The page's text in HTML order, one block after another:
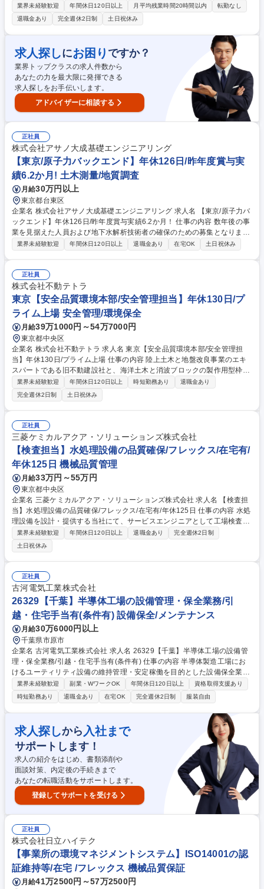
水質データ管理や官庁対応、産廃処理手配、ISO14001対応、社外折衝等
の対応、文書作成業務などをお任せします。 ※東レ名古屋事業場の環境保
全関連業務をお一人で担当いただきます。 募集職種 【名古屋】環境保全/
世界TOPクラス企業/転勤なし
業界未経験歓迎 年間休日120日以上 月平均残業時間20時間以内
転勤なし
退職金あり
完全週休2日制 土日祝休み
求人探しにお困り ですか？
業界トップクラスの求人件数から
あなたの力を最大限に発揮できる
求人探しをお手伝いします。
アドバイザーに相談する
正社員
株式会社アサノ大成基礎エンジニアリング
【東京/原子力バックエンド】年休126日/昨年度賞与実
績6.2か月! 土木測量/地質調査
月給30万円以上
東京都台東区
企業名 株式会社アサノ大成基礎エンジニアリング 求人名 【東京/原子力バ
ックエンド】年休126日/昨年度賞与実績6.2か月！ 仕事の内容 数年後の事
業を見据えた人員および地下水解析技術者の確保のための募集となりま
す。岩盤および地盤地下水調査業務等を行っていただきます。詳細は下記
る地表及び坑道内からの岩盤を対象とした地下水調査業務（主に現場透水
試験・数値解析）・調査計画書立案・提案から協力会社の手配・現場管
理・データ解析・各種報告書の作成業務 ・地質調査業務や地層処分に係る
研究機関への出向あり・調査（水圧・採水・温度）機器の設計・開発働く
環境 募集職種 【東京/原子力バックエンド】年休126日/昨年度賞与実績6.2
か月！
業界未経験歓迎 年間休日120日以上 退職金あり 在宅OK 土日祝休み
正社員
株式会社不動テトラ
東京【安全品質環境本部/安全管理担当】年休130日/プ
ライム上場 安全管理/環境保全
月給39万1000円～54万7000円
東京都中央区
企業名 株式会社不動テトラ 求人名 東京【安全品質環境本部/安全管理担
当】年休130日/プライム上場 仕事の内容 陸上土木と地盤改良事業のエキ
スパートである旧不動建設社と、海洋土木と消波ブロックの製作用型枠賃
貸を行う旧テトラ社がひとつとなった当社。支店所属の電気主任技術者・
安全衛生担当者として、建設現場の支 援・指導や電気知識を活かした業務
をお任せします。 【詳細】■建設現場において安全衛生パトロールの実施
■パトロール結果により現場への支援・指導、パトロール点検表の作成・
報告 ■ISO45001労働安全衛生マネジメントシステムの運用支援・指導 ■
安全衛生教育や事故災害発生時の対応 ■各本支店での安全衛生関係行事
（安全祈願、安全大会、安全衛生委員会、安全衛生協力会等々）の準備・
運営 募集職種 東京【安全品質環境本部/安全管理担当】年休130日/プライ
ム上場
業界未経験歓迎 年間休日120日以上 時短勤務あり
退職金あり
完全週休2日制
土日祝休み
正社員
三菱ケミカルアクア・ソリューションズ株式会社
【検査担当】水処理設備の品質確保/フレックス/在宅有/
年休125日 機械品質管理
月給33万円～55万円
東京都中央区
企業名 三菱ケミカルアクア・ソリューションズ株式会社 求人名 【検査担
当】水処理設備の品質確保/フレックス/在宅有/年休125日 仕事の内容 水処
理設備を設計・提供する当社にて、サービスエンジニアとして工場検査業
務をご担当。出荷品質を確保し現地施工や運転の円滑化に直結する重要ポ
ジションです。製作工場での検査や関係者との調整等を行います。 ■水処
理設備（ろ過塔、純水装置、排水処理装置等）の製作工場における検査業
務全般（配管検査、外観検査等） ■社内外関係者や協力会社との調整業務
■検査記録・成績書の作成、提出 【仕事の魅力】設計から運転まで一貫対
応する当社にて、品質確保と施工の円滑化に直結する重要職種です。将来
の管理職候補としてキャリアを築けます。 募集職種 【検査担当】水処理
設備の品質確保/フレックス/在宅有/年休125日
業界未経験歓迎 年間休日120日以上 退職金あり
完全週休2日制
土日祝休み
正社員
古河電気工業株式会社
26329【千葉】半導体工場の設備管理・保全業務/引
越・住宅手当有(条件有) 設備保全/メンテナンス
月給30万6000円以上
千葉県市原市
企業名 古河電気工業株式会社 求人名 26329【千葉】半導体工場の設備管
理・保全業務/引越・住宅手当有(条件有) 仕事の内容 半導体製造工場にお
けるユーティリティ設備の維持管理・安定稼働を目的とした設備保全業
務。日常的な点検・保全に加え、トラブル原因の解析や再発防止、設備改
善、各種法令管理、官公庁対応等を担います。 【詳細】高圧ガス設備の運
用管理・定期点検/新設・改造工事の設計確認や立ち合い/各種法令管理や
官公庁への届出・報告/安全警報システムの維持管理・更新対応/設備のIoT
化・自動監視システム導入による予兆保全の推進等。 【やりがい】工場の
生産を支えるインフラとして貢献度が高い仕事です。単なる点検に留まら
ず、設備更新計画の立案やIoT化など新しい取り組みに主体的に関わるこ
とができます。 募集職種 26329【千葉】半導体工場の設備管理・保全業
務/引越・住宅手当有(条件有)
業界未経験歓迎 副業・WワークOK 年間休日120日以上
資格取得支援あり
時短勤務あり
退職金あり 在宅OK 完全週休2日制 服装自由
求人探しから 入社まで
サポートします！
求人の紹介をはじめ、書類添削や
面談対策、内定後の手続きまで
あなたの転職活動をサポートします。
登録してサポートを受ける
正社員
株式会社日立ハイテク
【事業所の環境マネジメントシステム】ISO14001の認
証維持等/在宅 /フレックス 機械品質保証
月給41万2500円～57万2500円